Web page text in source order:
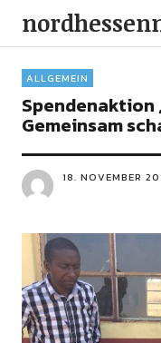
ALLGEMEIN
Spendenaktion
Gemeinsam
18. NOVEMBER